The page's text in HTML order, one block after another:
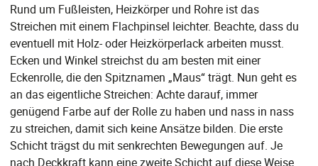
Rund um Fußleisten, Heizkörper und Rohre ist das
Streichen mit einem Flachpinsel leichter. Beachte, dass du
eventuell mit Holz- oder Heizkörperlack arbeiten musst.
Ecken und Winkel streichst du am besten mit einer
Eckenrolle, die den Spitznamen „Maus“ trägt. Nun geht es
an das eigentliche Streichen: Achte darauf, immer
genügend Farbe auf der Rolle zu haben und nass in nass
zu streichen, damit sich keine Ansätze bilden. Die erste
Schicht trägst du mit senkrechten Bewegungen auf. Je
nach Deckkraft kann eine zweite Schicht auf diese Weise